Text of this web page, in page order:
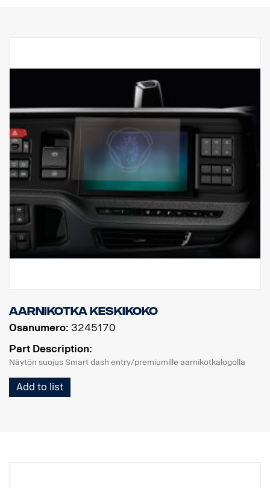
Aarnikotka keskikoko
Osanumero: 3245170
Part Description:
Näytön suojus Smart dash entry/premiumille aarnikotkalogolla
Add to list